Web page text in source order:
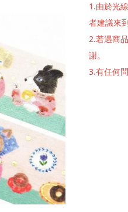
1.由於光
者建議來
2.若遇商
謝。
3.有任何